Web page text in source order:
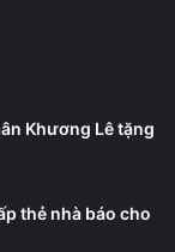
Khương Lê tặng
thẻ nhà báo cho